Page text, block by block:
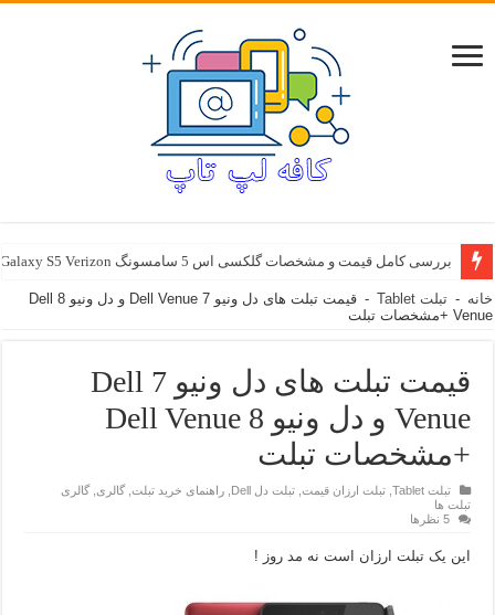
بررسی کامل قیمت و مشخصات گلکسی اس 5 سامسونگ Samsung Galaxy S5 Verizon
خانه - تبلت Tablet -
قیمت تبلت های دل ونیو 7 Dell Venue و دل ونیو 8 Dell
Venue +مشخصات تبلت
قیمت تبلت های دل ونیو 7 Dell
Venue و دل ونیو 8 Dell Venue
+مشخصات تبلت
تبلت Tablet ,تبلت ارزان قیمت ,تبلت دل Dell ,راهنمای خرید تبلت ,گالری ,گالری
تبلت ها
5 نظرها
این یک تبلت ارزان است نه مد روز !